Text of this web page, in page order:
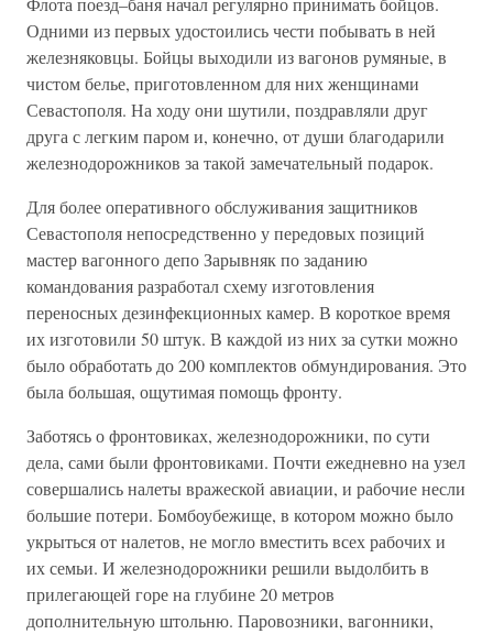
Одними из первых удостоились чести побывать в ней
железняковцы. Бойцы выходили из вагонов румяные, в
чистом белье, приготовленном для них женщинами
Севастополя. На ходу они шутили, поздравляли друг
друга с легким паром и, конечно, от души благодарили
железнодорожников за такой замечательный подарок.
Для более оперативного обслуживания защитников
Севастополя непосредственно у передовых позиций
мастер вагонного депо Зарывняк по заданию
командования разработал схему изготовления
переносных дезинфекционных камер. В короткое время
их изготовили 50 штук. В каждой из них за сутки можно
было обработать до 200 комплектов обмундирования. Это
была большая, ощутимая помощь фронту.
Заботясь о фронтовиках, железнодорожники, по сути
дела, сами были фронтовиками. Почти ежедневно на узел
совершались налеты вражеской авиации, и рабочие несли
большие потери. Бомбоубежище, в котором можно было
укрыться от налетов, не могло вместить всех рабочих и
их семьи. И железнодорожники решили выдолбить в
прилегающей горе на глубине 20 метров
дополнительную штольню. Паровозники, вагонники,